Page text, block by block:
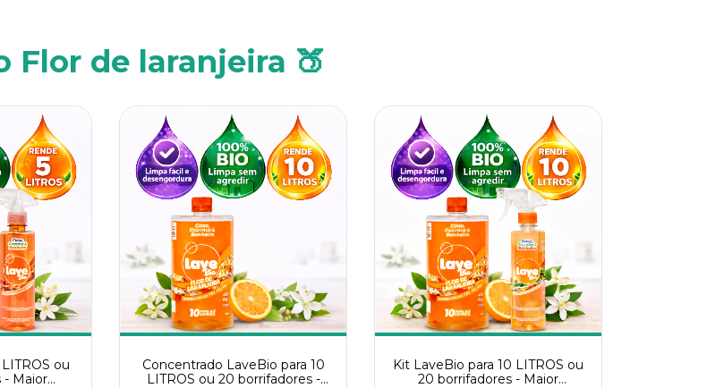
Flor de laranjeira 🍑
ou
- Maior
Concentrado LaveBio para 10
LITROS ou 20 borrifadores -
Kit LaveBio para 10 LITROS ou
20 borrifadores - Maior